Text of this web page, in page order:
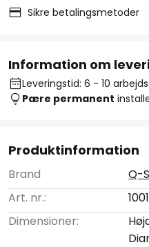
Sikre betalingsmetoder
Information om
Leveringstid: 6 - 10
Pære permanent
Produktinformation
Brand
Q-
Art. nr.:
Dimensioner: